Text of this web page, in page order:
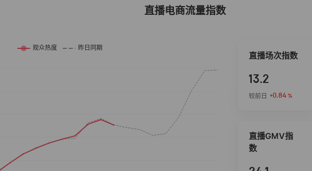
直播电商流量指数
直播场次指数
13.2
较前日 +0.84%
直播GMV指
数